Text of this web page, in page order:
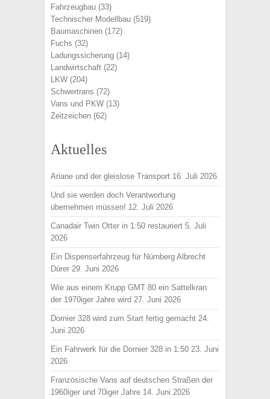
Fahrzeugbau (33)
Technischer Modellbau (519)
Baumaschinen (172)
Fuchs (32)
Ladungssicherung (14)
Landwirtschaft (22)
LKW (204)
Schwertrans (72)
Vans und PKW (13)
Zeitzeichen (62)
Aktuelles
Ariane und der gleislose Transport 16. Juli 2026
Und sie werden doch Verantwortung
übernehmen müssen! 12. Juli 2026
Canadair Twin Otter in 1:50 restauriert 5. Juli
2026
Ein Dispenserfahrzeug für Nürnberg Albrecht
Dürer 29. Juni 2026
Wie aus einem Krupp GMT 80 ein Sattelkran
der 1970iger Jahre wird 27. Juni 2026
Dornier 328 wird zum Start fertig gemacht 24.
Juni 2026
Ein Fahrwerk für die Dornier 328 in 1:50 23. Juni
2026
Französische Vans auf deutschen Straßen der
1960iger und 70iger Jahre 14. Juni 2026